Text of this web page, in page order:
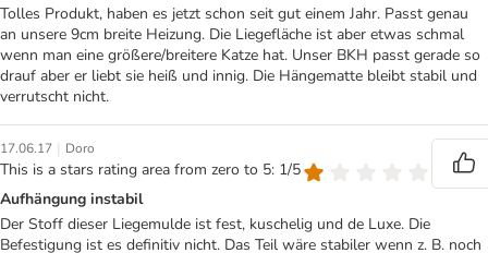
Tolles Produkt, haben es jetzt schon seit gut einem Jahr. Passt genau
an unsere 9cm breite Heizung. Die Liegefläche ist aber etwas schmal
wenn man eine größere/breitere Katze hat. Unser BKH passt gerade so
drauf aber er liebt sie heiß und innig. Die Hängematte bleibt stabil und
verrutscht nicht.
17.06.17 | Doro
This is a stars rating area from zero to 5: 1/5
Aufhängung instabil
Der Stoff dieser Liegemulde ist fest, kuschelig und de Luxe. Die
Befestigung ist es definitiv nicht. Das Teil wäre stabiler wenn z. B. noch